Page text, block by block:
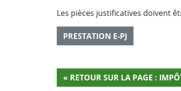
Les pièces justificatives doivent
PRESTATION E-PJ
« RETOUR SUR LA PAGE :